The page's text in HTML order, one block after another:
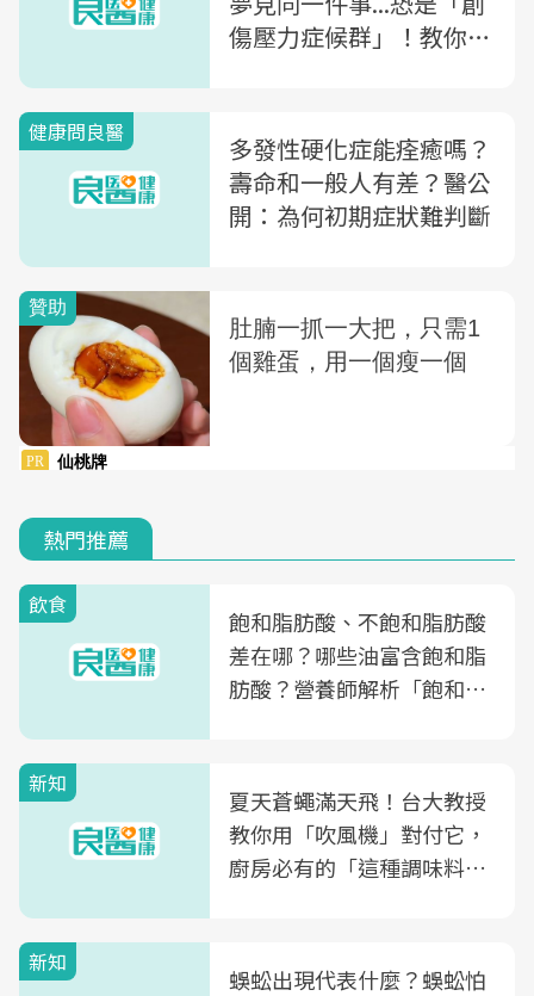
傷壓力症候群」！教你用
健康問良醫
多發性硬化症能痊癒嗎？
壽命和一般人有差？醫公
開：為何初期症狀難判斷
熱門推薦
飲食
飽和脂肪酸、不飽和脂肪酸
差在哪？哪些油富含飽和脂
肪酸？營養師解析「飽和脂
新知
夏天蒼蠅滿天飛！台大教授
教你用「吹風機」對付它，
廚房必有的「這種調味料」
新知
蜈蚣出現代表什麼？蜈蚣怕